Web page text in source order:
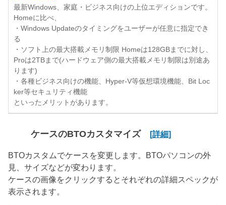
最新Windows、家庭・ビジネス向けの上位エディションです。
Homeに比べ、
・Windows Updateのタイミングをユーザーが任意に指定でき
る
・ソフト上の最大搭載メモリ制限 Homeは128GBまでに対し、
Proは2TBまで(ハードウェア側の最大搭載メモリ制限は別途あ
ります)
・各種ビジネス向けの機能、Hyper-V等仮想環境機能、Bit Loc
ker等セキュリティ機能
といったメリットがあります。
ケースのBTOカスタマイズ [詳細]
BTOカスタムでケースを変更します。BTOパソコンの外
見、サイズなどが変わります。
ケースの画像をクリックするとそれぞれの詳細スペックが
表示されます。